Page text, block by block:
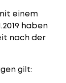
einem
haben
nach der
gilt: